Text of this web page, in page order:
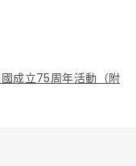
成立75周年活動（附